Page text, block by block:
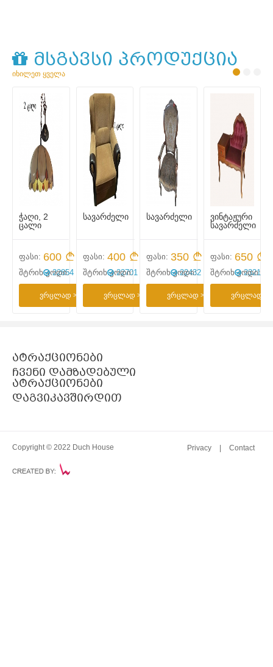
მსგავსი პროდუქცია
იხილეთ ყველა
ჭაღი, 2
ცალი
ფასი: 600
შტრიხ კოდი:
22854
ვრცლად >
სავარძელი
ფასი: 400
შტრიხ კოდი:
22701
ვრცლად >
სავარძელი
ფასი: 350
შტრიხ კოდი:
22432
ვრცლად >
ვინტაჟური
სავარძელი
ფასი: 650
შტრიხ კოდი:
23213
ვრცლად >
ატრაქციონები
ჩვენი დამზადებული
ატრაქციონები
დაგვიკავშირდით
Copyright © 2022 Duch House Privacy Contact